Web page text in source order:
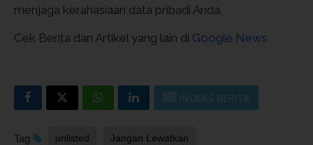
menjaga kerahasiaan data pribadi Anda.
Cek Berita dan Artikel yang lain di Google News
INDEKS BERITA
Tag unlisted Jangan Lewatkan